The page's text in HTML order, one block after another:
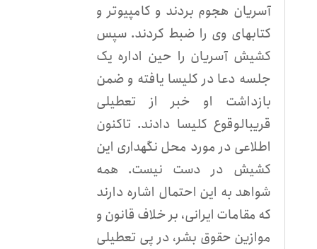
آسریان هجوم بردند و کامپیوتر و
کتابهای وی را ضبط کردند. سپس
کشیش آسریان را حین اداره یک
جلسه دعا در کلیسا یافته و ضمن
بازداشت او خبر از تعطیلی
قریبالوقوع کلیسا دادند. تاکنون
اطلاعی در مورد محل نگهداری این
کشیش در دست نیست. همه
شواهد به این احتمال اشاره دارند
که مقامات ایرانی، بر خلاف قانون و
موازین حقوق بشر، در پی تعطیلی